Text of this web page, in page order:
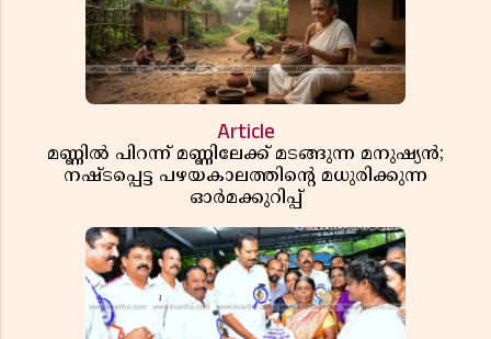
Article
മണ്ണിൽ പിറന്ന് മണ്ണിലേക്ക് മടങ്ങുന്ന മനുഷ്യൻ;
നഷ്ടപ്പെട്ട പഴയകാലത്തിൻ്റെ മധുരിക്കുന്ന
ഓർമക്കുറിപ്പ്